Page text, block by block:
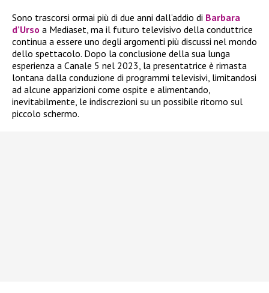
Sono trascorsi ormai più di due anni dall’addio di Barbara
d’Urso a Mediaset, ma il futuro televisivo della conduttrice
continua a essere uno degli argomenti più discussi nel mondo
dello spettacolo. Dopo la conclusione della sua lunga
esperienza a Canale 5 nel 2023, la presentatrice è rimasta
lontana dalla conduzione di programmi televisivi, limitandosi
ad alcune apparizioni come ospite e alimentando,
inevitabilmente, le indiscrezioni su un possibile ritorno sul
piccolo schermo.